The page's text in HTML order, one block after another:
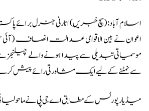
اسلام آباد: (سچ خبریں) اٹارنی جنرل برائے
اعوان نے بین الاقوامی عدالت انصاف (آئی سی
موسمیاتی تبدیلی سے پیدا ہونے والے
سے نمٹنے کے لیے ایک مشاورتی رائے پیش
میڈیا رپورٹس کے مطابقاے جی پی نے